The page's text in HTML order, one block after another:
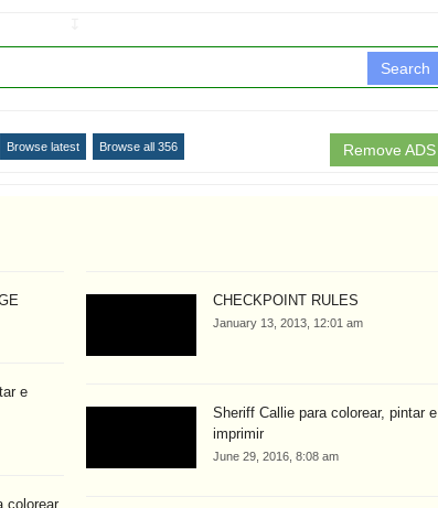
Search
Remove ADS
Browse latest Browse all 356
e
colorear
CHECKPOINT RULES
January 13, 2013, 12:01 am
Sheriff Callie para colorear, pintar e
imprimir
June 29, 2016, 8:08 am